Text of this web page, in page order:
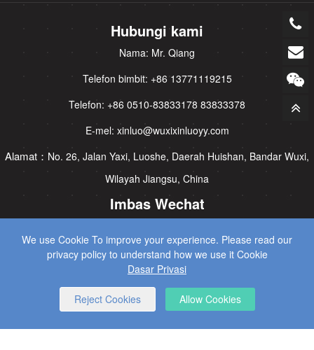
We use Cookie To improve your experience. Please read our
privacy policy to understand how we use it Cookie
Dasar Privasi
Reject Cookies Allow Cookies
Hubungi kami
Nama: Mr. Qiang
Telefon bimbit: +86 13771119215
Telefon: +86 0510-83833178 83833378
E-mel: xinluo@wuxixinluoyy.com
Alamat： No. 26, Jalan Yaxi, Luoshe, Daerah Huishan, Bandar Wuxi,
Wilayah Jiangsu, China
Imbas Wechat
CopyRight © 2025 Wuxi Xinluo Hydraulic Machinery Co., Ltd.